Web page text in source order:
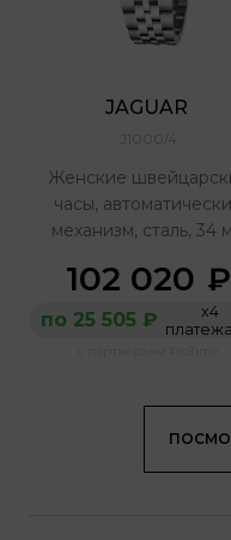
JAGUAR
J1000/4
Женские
часы,
механизм, сталь, 34
102 020 ₽
по 25 505 ₽
х4